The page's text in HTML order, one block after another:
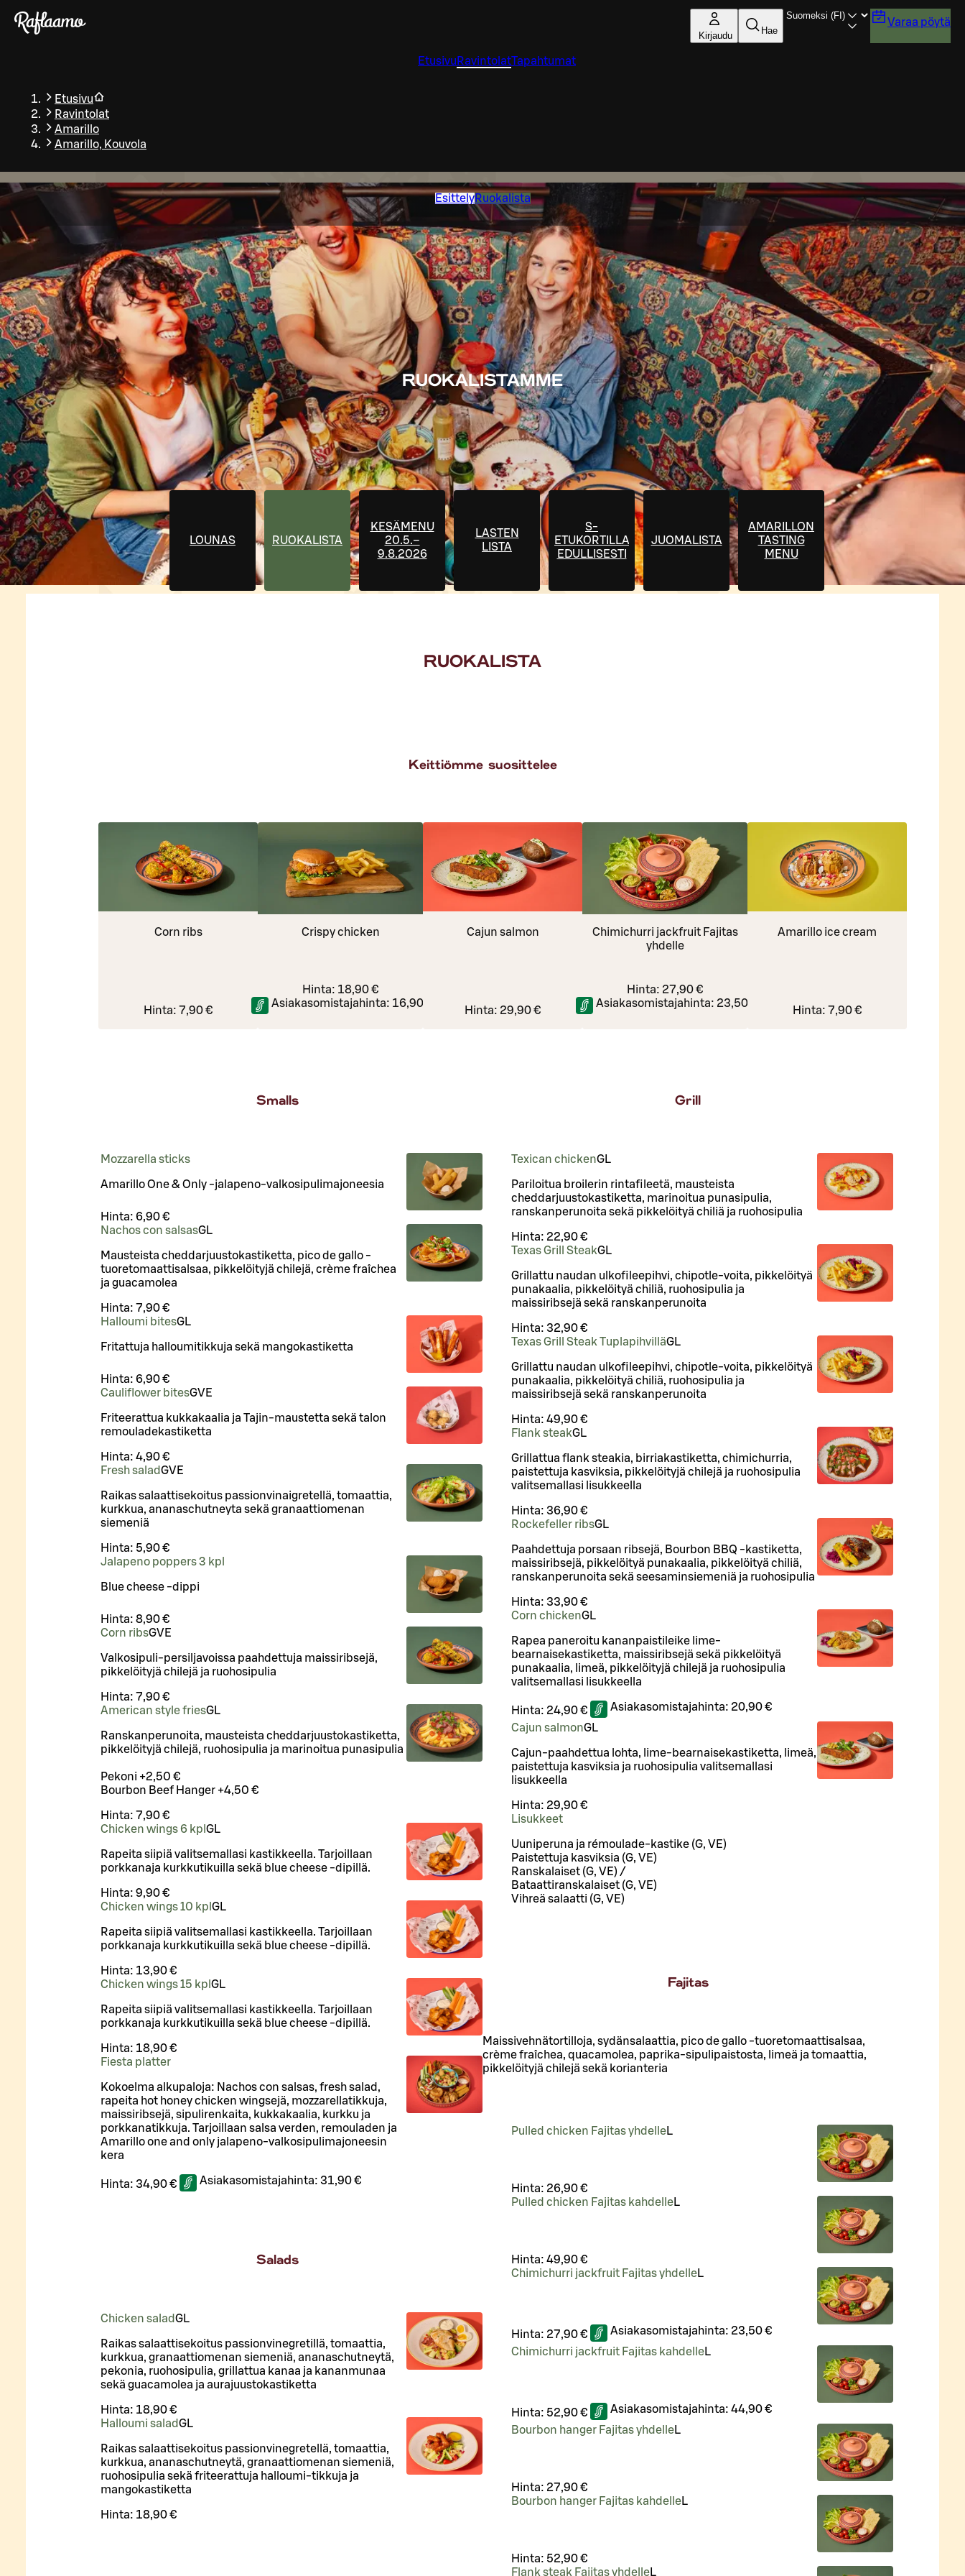
Siirry pääsisältöön
Kirjaudu Hae
Varaa pöytä
Etusivu RavintolatTapahtumat
Etusivu
Ravintolat
Amarillo
Amarillo, Kouvola
EsittelyRuokalista
RUOKALISTAMME
LOUNAS RUOKALISTA
KESÄMENU
20.5.–
9.8.2026
LASTEN
LISTA
S-
ETUKORTILLA
EDULLISESTI
JUOMALISTA
AMARILLON
TASTING
MENU
RUOKALISTA
Keittiömme suosittelee
Corn ribs
Hinta: 7,90 €
Crispy chicken
Hinta: 18,90 €
Asiakasomistajahinta: 16,90 €
Cajun salmon
Hinta: 29,90 €
Chimichurri jackfruit Fajitas
yhdelle
Hinta: 27,90 €
Asiakasomistajahinta: 23,50 €
Amarillo ice cream
Hinta: 7,90 €
Smalls
Mozzarella sticks
Amarillo One & Only -jalapeno-valkosipulimajoneesia
Hinta: 6,90 €
Nachos con salsasGL
Mausteista cheddarjuustokastiketta, pico de gallo -
tuoretomaattisalsaa, pikkelöityjä chilejä, crème fraîchea
ja guacamolea
Hinta: 7,90 €
Halloumi bitesGL
Fritattuja halloumitikkuja sekä mangokastiketta
Hinta: 6,90 €
Cauliflower bitesGVE
Friteerattua kukkakaalia ja Tajin-maustetta sekä talon
remouladekastiketta
Hinta: 4,90 €
Fresh saladGVE
Raikas salaattisekoitus passionvinaigretellä, tomaattia,
kurkkua, ananaschutneyta sekä granaattiomenan
siemeniä
Hinta: 5,90 €
Jalapeno poppers 3 kpl
Blue cheese -dippi
Hinta: 8,90 €
Corn ribsGVE
Valkosipuli-persiljavoissa paahdettuja maissiribsejä,
pikkelöityjä chilejä ja ruohosipulia
Hinta: 7,90 €
American style friesGL
Ranskanperunoita, mausteista cheddarjuustokastiketta,
pikkelöityjä chilejä, ruohosipulia ja marinoitua punasipulia
Pekoni +2,50 €
Bourbon Beef Hanger +4,50 €
Hinta: 7,90 €
Chicken wings 6 kpl GL
Rapeita siipiä valitsemallasi kastikkeella. Tarjoillaan
porkkanaja kurkkutikuilla sekä blue cheese -dipillä.
Hinta: 9,90 €
Chicken wings 10 kpl GL
Rapeita siipiä valitsemallasi kastikkeella. Tarjoillaan
porkkanaja kurkkutikuilla sekä blue cheese -dipillä.
Hinta: 13,90 €
Chicken wings 15 kpl GL
Rapeita siipiä valitsemallasi kastikkeella. Tarjoillaan
porkkanaja kurkkutikuilla sekä blue cheese -dipillä.
Hinta: 18,90 €
Fiesta platter
Kokoelma alkupaloja: Nachos con salsas, fresh salad,
rapeita hot honey chicken wingsejä, mozzarellatikkuja,
maissiribsejä, sipulirenkaita, kukkakaalia, kurkku ja
porkkanatikkuja. Tarjoillaan salsa verden, remouladen ja
Amarillo one and only jalapeno-valkosipulimajoneesin
kera
Hinta: 34,90 € Asiakasomistajahinta: 31,90 €
Salads
Chicken saladGL
Raikas salaattisekoitus passionvinegretillä, tomaattia,
kurkkua, granaattiomenan siemeniä, ananaschutneytä,
pekonia, ruohosipulia, grillattua kanaa ja kananmunaa
sekä guacamolea ja aurajuustokastiketta
Hinta: 18,90 €
Halloumi saladGL
Raikas salaattisekoitus passionvinegretellä, tomaattia,
kurkkua, ananaschutneytä, granaattiomenan siemeniä,
ruohosipulia sekä friteerattuja halloumi-tikkuja ja
mangokastiketta
Hinta: 18,90 €
Grill
Texican chickenGL
Pariloitua broilerin rintafileetä, mausteista
cheddarjuustokastiketta, marinoitua punasipulia,
ranskanperunoita sekä pikkelöityä chiliä ja ruohosipulia
Hinta: 22,90 €
Texas Grill SteakGL
Grillattu naudan ulkofileepihvi, chipotle-voita, pikkelöityä
punakaalia, pikkelöityä chiliä, ruohosipulia ja
maissiribsejä sekä ranskanperunoita
Hinta: 32,90 €
Texas Grill Steak TuplapihvilläGL
Grillattu naudan ulkofileepihvi, chipotle-voita, pikkelöityä
punakaalia, pikkelöityä chiliä, ruohosipulia ja
maissiribsejä sekä ranskanperunoita
Hinta: 49,90 €
Flank steakGL
Grillattua flank steakia, birriakastiketta, chimichurria,
paistettuja kasviksia, pikkelöityjä chilejä ja ruohosipulia
valitsemallasi lisukkeella
Hinta: 36,90 €
Rockefeller ribsGL
Paahdettuja porsaan ribsejä, Bourbon BBQ -kastiketta,
maissiribsejä, pikkelöityä punakaalia, pikkelöityä chiliä,
ranskanperunoita sekä seesaminsiemeniä ja ruohosipulia
Hinta: 33,90 €
Corn chickenGL
Rapea paneroitu kananpaistileike lime-
bearnaisekastiketta, maissiribsejä sekä pikkelöityä
punakaalia, limeä, pikkelöityjä chilejä ja ruohosipulia
valitsemallasi lisukkeella
Hinta: 24,90 € Asiakasomistajahinta: 20,90 €
Cajun salmonGL
Cajun-paahdettua lohta, lime-bearnaisekastiketta, limeä,
paistettuja kasviksia ja ruohosipulia valitsemallasi
lisukkeella
Hinta: 29,90 €
Lisukkeet
Uuniperuna ja rémoulade-kastike (G, VE)
Paistettuja kasviksia (G, VE)
Ranskalaiset (G, VE) /
Bataattiranskalaiset (G, VE)
Vihreä salaatti (G, VE)
Fajitas
Maissivehnätortilloja, sydänsalaattia, pico de gallo -tuoretomaattisalsaa,
crème fraîchea, quacamolea, paprika-sipulipaistosta, limeä ja tomaattia,
pikkelöityjä chilejä sekä korianteria
Pulled chicken Fajitas yhdelleL
Hinta: 26,90 €
Pulled chicken Fajitas kahdelleL
Hinta: 49,90 €
Chimichurri jackfruit Fajitas yhdelleL
Hinta: 27,90 € Asiakasomistajahinta: 23,50 €
Chimichurri jackfruit Fajitas kahdelleL
Hinta: 52,90 € Asiakasomistajahinta: 44,90 €
Bourbon hanger Fajitas yhdelleL
Hinta: 27,90 €
Bourbon hanger Fajitas kahdelleL
Hinta: 52,90 €
Flank steak Fajitas yhdelleL